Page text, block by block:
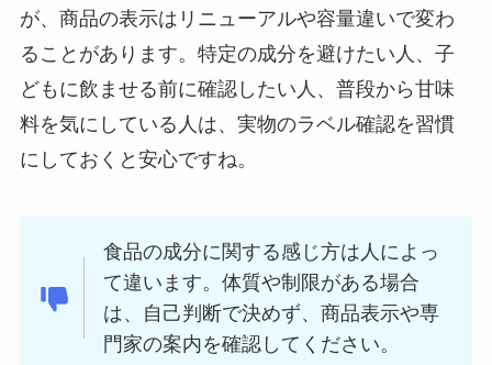
が、商品の表示はリニューアルや容量違いで変わ
ることがあります。特定の成分を避けたい人、子
どもに飲ませる前に確認したい人、普段から甘味
料を気にしている人は、実物のラベル確認を習慣
にしておくと安心ですね。
食品の成分に関する感じ方は人によっ
て違います。体質や制限がある場合
は、自己判断で決めず、商品表示や専
門家の案内を確認してください。